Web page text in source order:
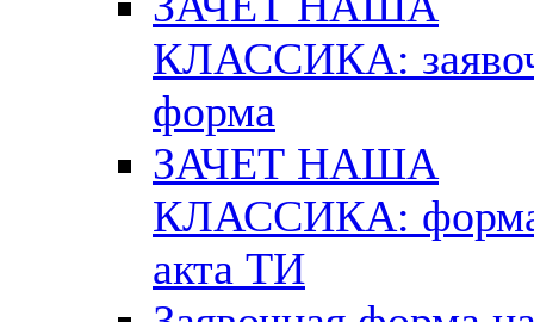
КЛАССИКА:
форма
ЗАЧЕТ НАША
КЛАССИКА:
акта ТИ